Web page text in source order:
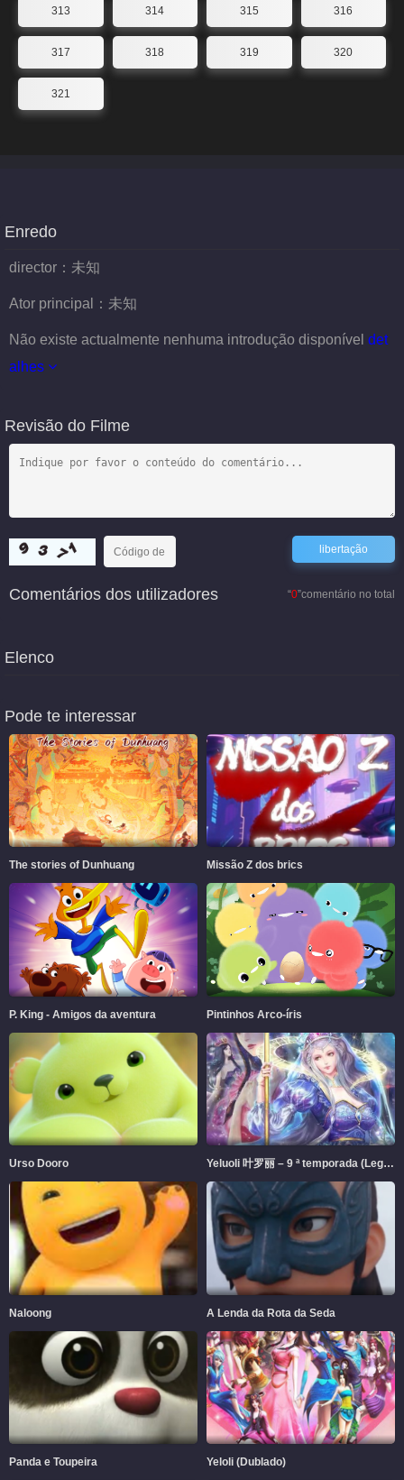
313 314 315 316
317 318 319 320
321
Enredo
director： 未知
Ator principal： 未知
Não existe actualmente nenhuma introdução disponível det
alhes
Revisão do Filme
“0”comentário no total
Comentários dos utilizadores
Elenco
Pode te interessar
The stories of Dunhuang Missão Z dos brics
P. King - Amigos da aventura Pintinhos Arco-íris
Urso Dooro Yeluoli 叶罗丽 – 9 ª temporada (Legendado)
Naloong A Lenda da Rota da Seda
Panda e Toupeira Yeloli (Dublado)